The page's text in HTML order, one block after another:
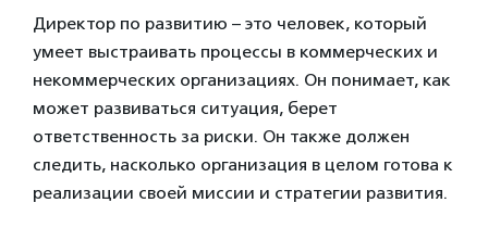
Директор по развитию – это человек, который
умеет выстраивать процессы в коммерческих и
некоммерческих организациях. Он понимает, как
может развиваться ситуация, берет
ответственность за риски. Он также должен
следить, насколько организация в целом готова к
реализации своей миссии и стратегии развития.